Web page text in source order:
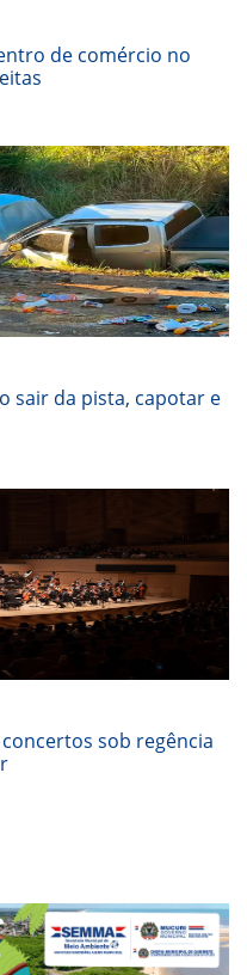
de comércio no
sair da pista, capotar e
sob regência